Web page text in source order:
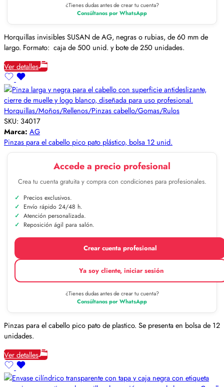
¿Tienes dudas antes de crear tu cuenta?
Consúltanos por WhatsApp
Horquillas invisibles SUSAN de AG, negras o rubias, de 60 mm de
largo. Formato: caja de 500 unid. y bote de 250 unidades.
Ver detalles
Horquillas/Moños/Rellenos/Pinzas cabello/Gomas/Rulos
SKU: 34017
Marca: AG
Pinzas para el cabello pico pato plástico, bolsa 12 unid.
Accede a precio profesional
Crea tu cuenta gratuita y compra con condiciones para profesionales.
Precios exclusivos.
Envío rápido 24/48 h.
Atención personalizada.
Reposición ágil para salón.
Crear cuenta profesional
Ya soy cliente, iniciar sesión
¿Tienes dudas antes de crear tu cuenta?
Consúltanos por WhatsApp
Pinzas para el cabello pico pato de plastico. Se presenta en bolsa de 12
unidades.
Ver detalles